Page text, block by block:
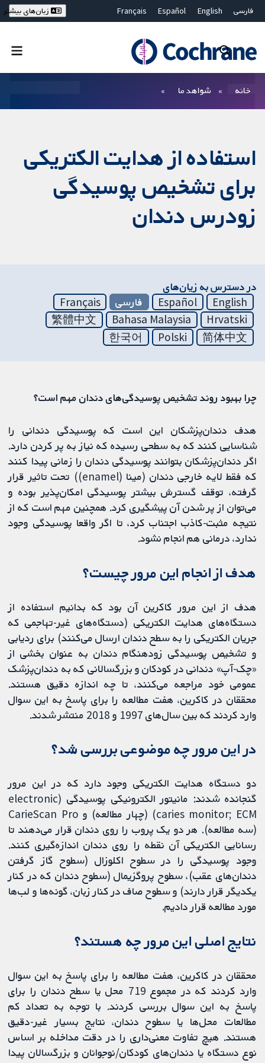
فارسی English
Español
Français
Bahasa Malaysia
ไทย
繁體中文
زبان‌های بیشتر
خانه شواهد ما
استفاده از هدایت الکتریکی
برای تشخیص پوسیدگی
زودرس دندان
در دسترس به زیان‌های
English
Español فارسی
Français
Hrvatski
Bahasa Malaysia
繁體中文
简体中文
Polski
한국어
⁩چرا بهبود روند تشخیص پوسیدگی‌های دندان مهم است؟⁧
هدف دندان‌پزشکان این است که پوسیدگی دندانی را
شناسایی کنند که به سطحی رسیده که نیاز به پر کردن دارد.
اگر دندان‌پزشکان بتوانند پوسیدگی دندان را زمانی پیدا کنند
که فقط لایه خارجی دندان (مینا (enamel)) تحت تاثیر قرار
گرفته، توقف گسترش بیشتر پوسیدگی امکان‌پذیر بوده و
می‌توان از پر شدن آن پیشگیری کرد. همچنین مهم است که از
نتیجه مثبت-کاذب اجتناب کرد، تا اگر واقعا پوسیدگی وجود
ندارد، درمانی هم انجام نشود.
هدف از انجام این مرور چیست؟
هدف از این مرور کاکرین آن بود که بدانیم استفاده از
دستگاه‌های هدایت الکتریکی (دستگاه‌های غیر-تهاجمی که
جریان الکتریکی را به سطح دندان ارسال می‌کنند) برای ردیابی
و تشخیص پوسیدگی زودهنگام دندان به عنوان بخشی از
«چک-آپ» دندانی در کودکان و بزرگسالانی که به دندان‌پزشک
عمومی خود مراجعه می‌کنند، تا چه اندازه دقیق هستند.
محققان در کاکرین، هفت مطالعه را برای پاسخ به این سوال
وارد کردند که بین سال‌های 1997 و 2018 منتشر شدند.
در این مرور چه موضوعی بررسی شد؟
دو دستگاه هدایت الکتریکی وجود دارد که در این مرور
گنجانده شدند: مانیتور الکترونیکی پوسیدگی (electronic
caries monitor; ECM) (چهار مطالعه) و CarieScan Pro
(سه مطالعه). هر دو یک پروب را روی دندان قرار می‌دهند تا
رسانایی الکتریکی آن نقطه را روی دندان اندازه‌گیری کنند.
وجود پوسیدگی را در سطوح اکلوزال (سطوح گاز گرفتن
دندان‌های عقب)، سطوح پروگزیمال (سطوح دندان که در کنار
یکدیگر قرار دارند) و سطوح صاف در کنار زبان، گونه‌ها و لب‌ها
مورد مطالعه قرار دادیم.
نتایج اصلی این مرور چه هستند؟
محققان در کاکرین، هفت مطالعه را برای پاسخ به این سوال
وارد کردند که در مجموع 719 محل یا سطح دندان را برای
پاسخ به این سوال بررسی کردند. با توجه به تعداد کم
مطالعات محل‌ها یا سطوح دندان، نتایج بسیار غیر-دقیق
هستند. هیچ تفاوت معنی‌داری را در دقت مداخله بر اساس
نوع دستگاه یا دندان‌های کودکان/نوجوانان و بزرگسالان پیدا